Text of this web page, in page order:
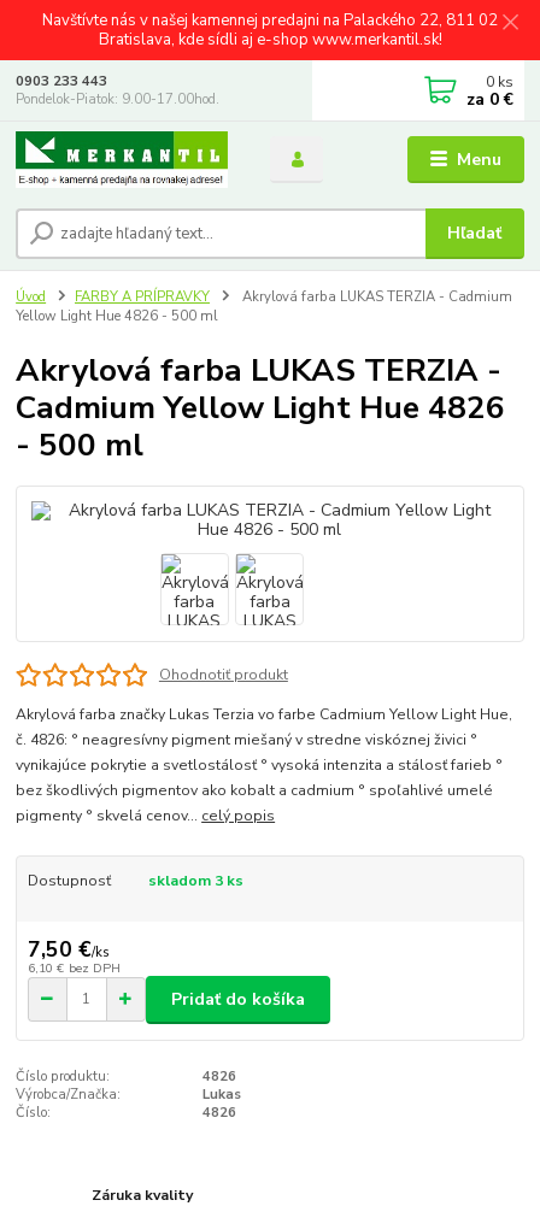
Navštívte nás v našej kamennej predajni na Palackého 22, 811 02
Bratislava, kde sídli aj e-shop www.merkantil.sk!
Menu
Hľadať
0903 233 443
Pondelok-Piatok: 9.00-17.00hod.
0 ks
za 0 €
Úvod FARBY A PRÍPRAVKY
Akrylová farba LUKAS TERZIA - Cadmium
Yellow Light Hue 4826 - 500 ml
Akrylová farba LUKAS TERZIA -
Cadmium Yellow Light Hue 4826
- 500 ml
Ohodnotiť produkt
Akrylová farba značky Lukas Terzia vo farbe Cadmium Yellow Light Hue,
č. 4826: ° neagresívny pigment miešaný v stredne viskóznej živici °
vynikajúce pokrytie a svetlostálosť ° vysoká intenzita a stálosť farieb °
bez škodlivých pigmentov ako kobalt a cadmium ° spoľahlivé umelé
pigmenty ° skvelá cenov... celý popis
Dostupnosť skladom 3 ks
7,50 €/ks
6,10 € bez DPH
Pridať do košíka
Číslo produktu:
4826
Výrobca/Značka:
Lukas
Číslo:
4826
Záruka kvality